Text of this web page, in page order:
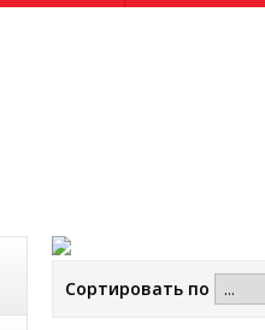
Сортировать по